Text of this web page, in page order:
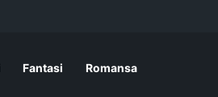
Fantasi Romansa